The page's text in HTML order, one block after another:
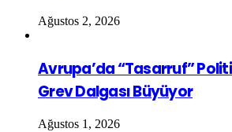
Ağustos 2, 2026
Avrupa’da “Tasarruf”
Grev Dalgası Büyüyor
Ağustos 1, 2026